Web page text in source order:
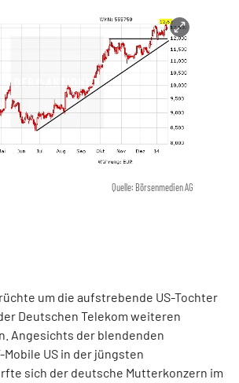
Quelle: Börsenmedien AG
um die aufstrebende US-Tochter
Deutschen Telekom weiteren
Angesichts der blendenden
US in der jüngsten
sich der deutsche Mutterkonzern im